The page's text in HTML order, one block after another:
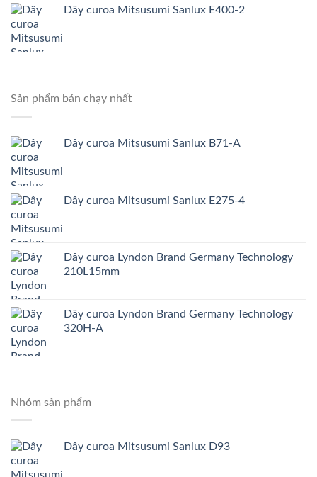
Dây curoa Mitsusumi Sanlux E400-2
Sản phẩm bán chạy nhất
Dây curoa Mitsusumi Sanlux B71-A
Dây curoa Mitsusumi Sanlux E275-4
Dây curoa Lyndon Brand Germany Technology
210L15mm
Dây curoa Lyndon Brand Germany Technology
320H-A
Nhóm sản phẩm
Dây curoa Mitsusumi Sanlux D93